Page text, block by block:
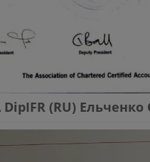
(RU) Ельченко